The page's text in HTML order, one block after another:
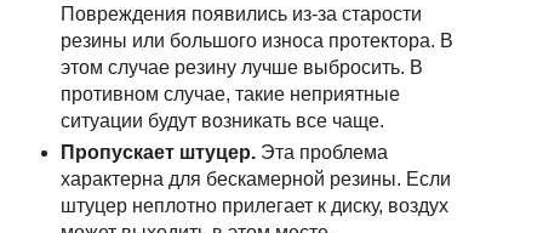
Повреждения появились из-за старости
резины или большого износа протектора. В
этом случае резину лучше выбросить. В
противном случае, такие неприятные
ситуации будут возникать все чаще.
Пропускает штуцер.Эта проблема
характерна для бескамерной резины. Если
штуцер неплотно прилегает к диску, воздух